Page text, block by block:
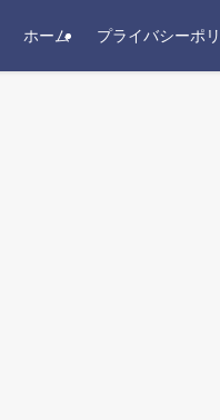
ホーム プライバシーポ